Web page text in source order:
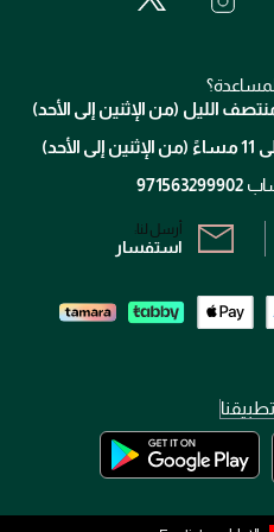
971563299902
أرسل لنا:
استفسار